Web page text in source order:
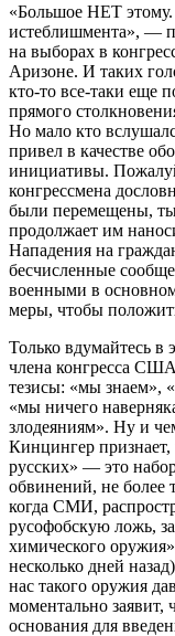
«Большое НЕТ
истеблишмента», —
на выборах в
Аризоне. И таких
кто-то все-таки еще
прямого
Но мало кто
привел в качестве
инициативы.
конгрессмена
были перемещены,
продолжает им
Нападения на
бесчисленные
военными в
меры, чтобы
Только вдумайтесь в
члена конгресса
тезисы: «мы знаем»,
«мы ничего
злодеяниям». Ну и
Кинцингер признает,
русских» — это
обвинений, не более
когда СМИ,
русофобскую ложь,
химического
несколько дней
нас такого оружия
моментально
основания для